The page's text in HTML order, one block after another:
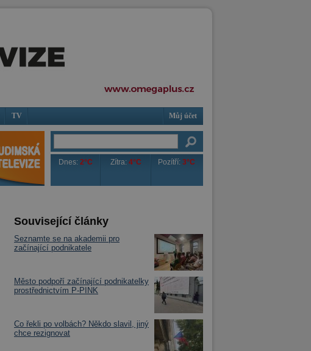
TV Můj účet
Dnes:2°C Zítra:4°C Pozítří: 3°C
Související články
Seznamte se na akademii pro
začínající podnikatele
Město podpoří začínající podnikatelky
prostřednictvím P-PINK
Co řekli po volbách? Někdo slavil, jiný
chce rezignovat